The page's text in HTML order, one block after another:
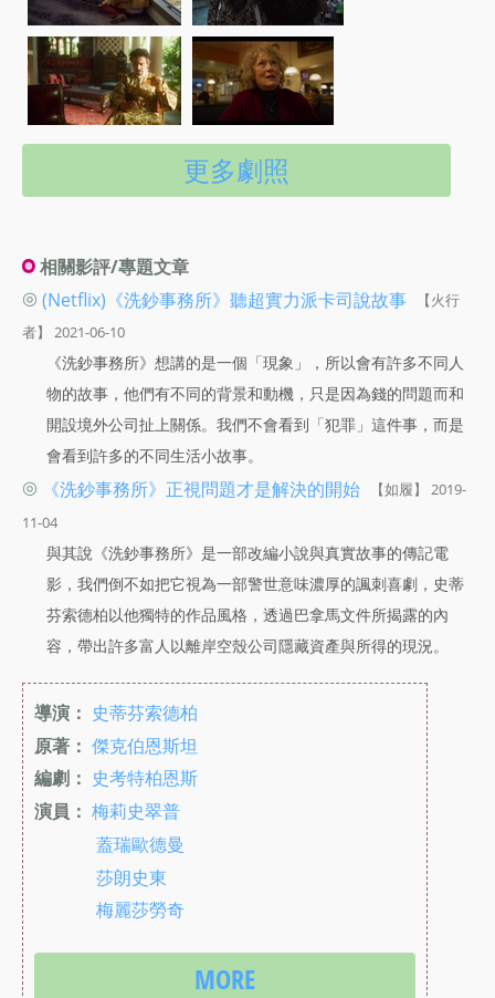
更多劇照
相關影評/專題文章
◎ (Netflix)《洗鈔事務所》聽超實力派卡司說故事
【火行
者】 2021-06-10
《洗鈔事務所》想講的是一個「現象」，所以會有許多不同人
物的故事，他們有不同的背景和動機，只是因為錢的問題而和
開設境外公司扯上關係。我們不會看到「犯罪」這件事，而是
會看到許多的不同生活小故事。
◎ 《洗鈔事務所》正視問題才是解決的開始
【如履】 2019-
11-04
與其說《洗鈔事務所》是一部改編小說與真實故事的傳記電
影，我們倒不如把它視為一部警世意味濃厚的諷刺喜劇，史蒂
芬索德柏以他獨特的作品風格，透過巴拿馬文件所揭露的內
容，帶出許多富人以離岸空殼公司隱藏資產與所得的現況。
導演： 史蒂芬索德柏
原著： 傑克伯恩斯坦
編劇： 史考特柏恩斯
演員： 梅莉史翠普
蓋瑞歐德曼
莎朗史東
梅麗莎勞奇
MORE